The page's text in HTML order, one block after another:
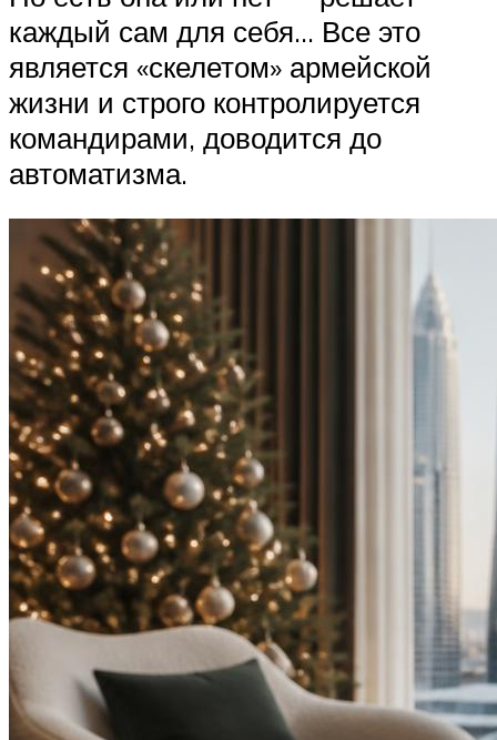
каждый сам для себя… Все это
является «скелетом» армейской
жизни и строго контролируется
командирами, доводится до
автоматизма.